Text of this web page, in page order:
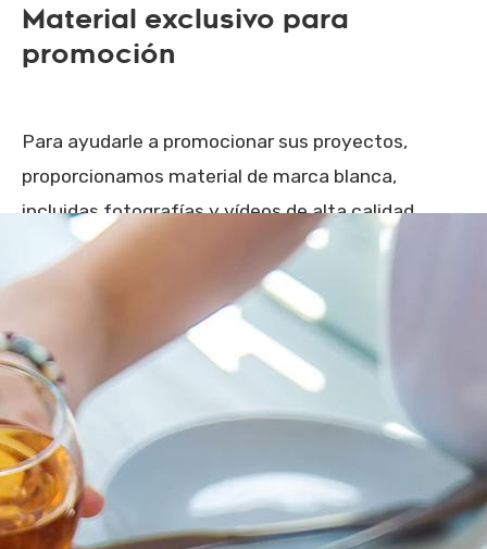
Material exclusivo para
promoción
Para ayudarle a promocionar sus proyectos,
proporcionamos material de marca blanca,
incluidas fotografías y vídeos de alta calidad.
También firmamos un contrato de licencia para
garantizar sus derechos para usar este contenido
con seguridad y eficacia.
Compromiso con una
colaboración duradera
Valoramos las alianzas a largo plazo y estamos